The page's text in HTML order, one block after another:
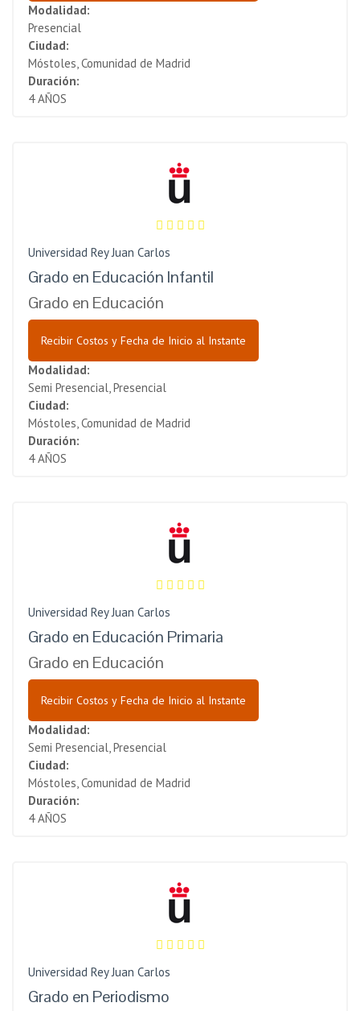
Modalidad:
Presencial
Ciudad:
Móstoles, Comunidad de Madrid
Duración:
4 AÑOS
Universidad Rey Juan Carlos
Grado en Educación Infantil
Grado en Educación
Recibir Costos y Fecha de Inicio al Instante
Modalidad:
Semi Presencial, Presencial
Ciudad:
Móstoles, Comunidad de Madrid
Duración:
4 AÑOS
Universidad Rey Juan Carlos
Grado en Educación Primaria
Grado en Educación
Recibir Costos y Fecha de Inicio al Instante
Modalidad:
Semi Presencial, Presencial
Ciudad:
Móstoles, Comunidad de Madrid
Duración:
4 AÑOS
Universidad Rey Juan Carlos
Grado en Periodismo